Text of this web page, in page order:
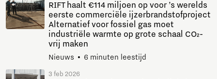
RIFT haalt €114 miljoen op voor ’s werelds
eerste commerciële ijzerbrandstofproject
Alternatief voor fossiel gas moet
industriële warmte op grote schaal CO₂-
vrij maken
Nieuws 6 minuten leestijd
3 feb 2026